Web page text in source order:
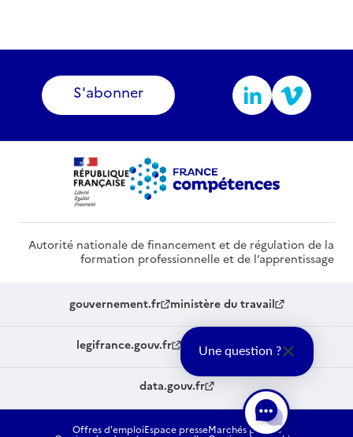
S'abonner
Autorité nationale de financement et de régulation de la
formation professionnelle et de l’apprentissage
gouvernement.fr ministère du travail
legifrance.gouv.fr service-public.fr
data.gouv.fr
Offres d'emploiEspace presseMarchés publics
Une question ?